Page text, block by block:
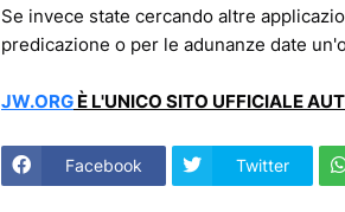
Se invece state cercando altre
predicazione o per le adunanze date
JW.ORG È L'UNICO SITO UFFICIALE
Facebook Twitter